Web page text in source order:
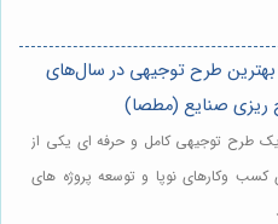
بهترین طرح توجیهی در سال‌های
ریزی صنایع (مطصا)
طرح توجیهی کامل و حرفه ای یکی از
کسب وکارهای نوپا و توسعه پروژه های